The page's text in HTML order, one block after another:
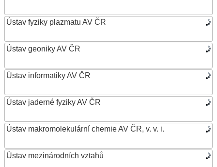
Ústav fyziky plazmatu AV ČR
Ústav geoniky AV ČR
Ústav informatiky AV ČR
Ústav jaderné fyziky AV ČR
Ústav makromolekulární chemie AV ČR, v. v. i.
Ústav mezinárodních vztahů